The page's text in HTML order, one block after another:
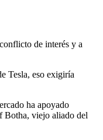
de interés y a
Tesla, eso exigiría
ha apoyado
Botha, viejo aliado del